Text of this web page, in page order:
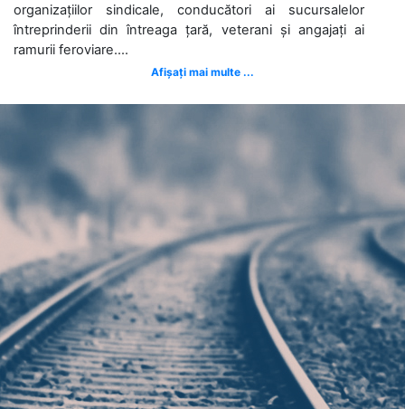
organizațiilor sindicale, conducători ai sucursalelor
întreprinderii din întreaga țară, veterani și angajați ai
ramurii feroviare....
Afișați mai multe ...